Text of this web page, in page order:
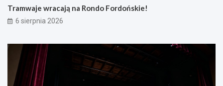
Tramwaje wracają na Rondo Fordońskie!
6 sierpnia 2026